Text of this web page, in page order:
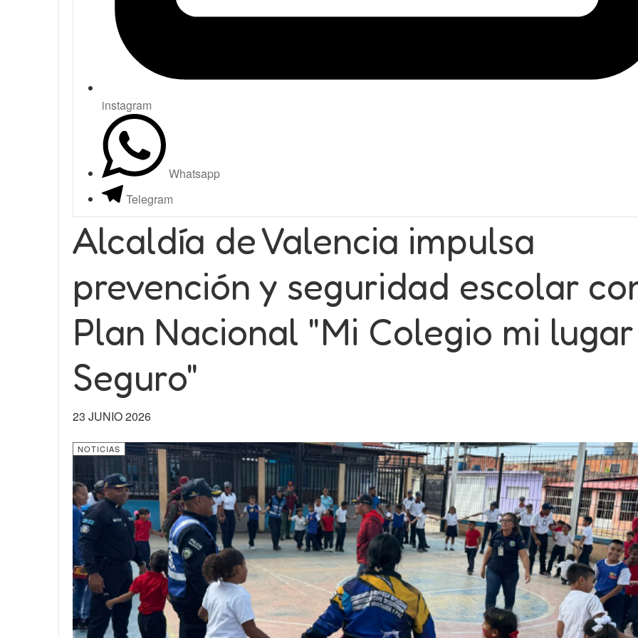
instagram
Whatsapp
Telegram
Alcaldía de Valencia impulsa
prevención y seguridad escolar
Plan Nacional "Mi Colegio mi lugar
Seguro"
23 JUNIO 2026
NOTICIAS